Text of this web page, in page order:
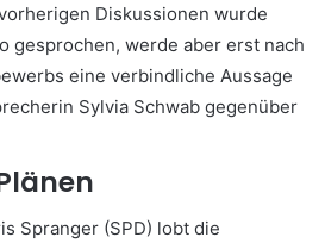
Diskussionen wurde
gesprochen, werde aber erst nach
eine verbindliche Aussage
Sylvia Schwab gegenüber
Spranger (SPD) lobt die